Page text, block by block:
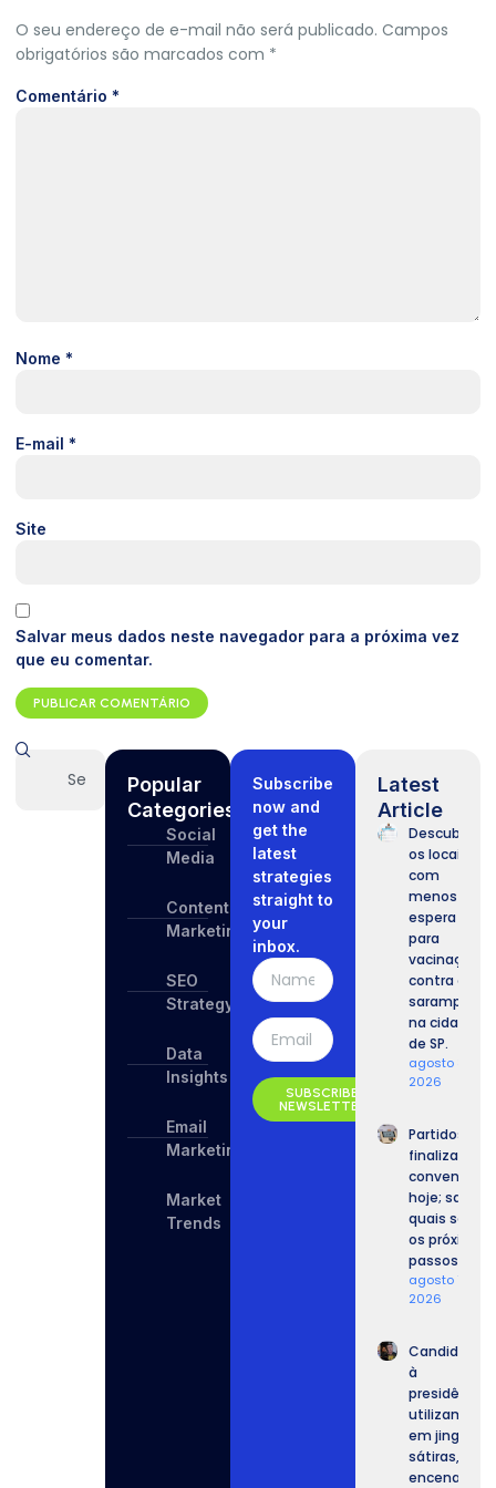
O seu endereço de e-mail não será publicado. Campos
obrigatórios são marcados com *
Comentário *
Nome *
E-mail *
Site
Salvar meus dados neste navegador para a próxima vez
que eu comentar.
Popular
Categories
Social
Media
Content
Marketing
SEO
Strategy
Data
Insights
Email
Marketing
Market
Trends
Subscribe
now and
get the
latest
strategies
straight to
your
inbox.
SUBSCRIBE
NEWSLETTER
Latest
Article
Descubra
os locais
com
menos
espera
para
vacinação
contra o
sarampo
na cidade
de SP.
agosto 8,
2026
Partidos
finalizam
convenções
hoje; saiba
quais serão
os próximos
passos.
agosto 7,
2026
Candidatos
à
presidência
utilizam IA
em jingles,
sátiras,
encenações